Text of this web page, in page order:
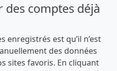
comptes déjà
enregistrés est qu’il n’est
des données
sites favoris. En cliquant